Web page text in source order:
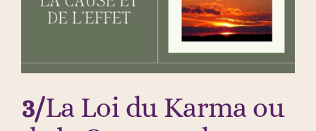
3/La Loi du Karma ou